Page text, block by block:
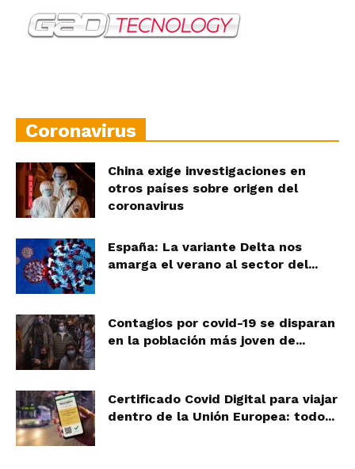
Coronavirus
China exige investigaciones en
otros países sobre origen del
coronavirus
España: La variante Delta nos
amarga el verano al sector del...
Contagios por covid-19 se disparan
en la población más joven de...
Certificado Covid Digital para viajar
dentro de la Unión Europea: todo...